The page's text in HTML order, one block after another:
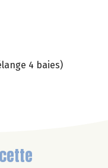
4 baies)